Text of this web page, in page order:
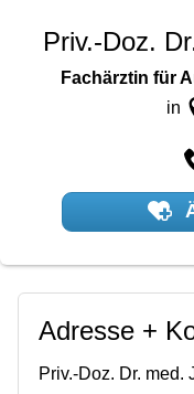
Priv.-Doz.
Fachärztin für
in
Adresse +
Priv.-Doz. Dr. med.